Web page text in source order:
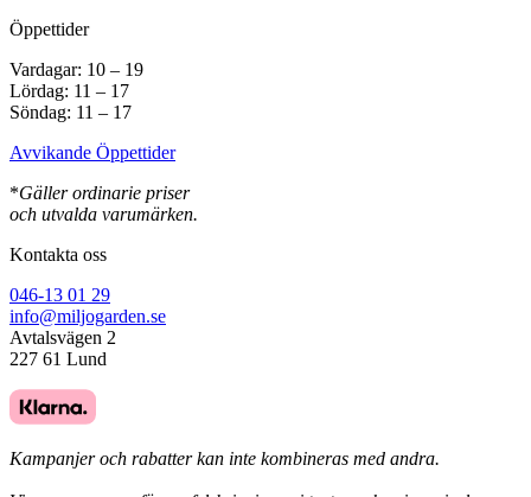
Öppettider
Vardagar: 10 – 19
Lördag: 11 – 17
Söndag: 11 – 17
Avvikande Öppettider
*Gäller ordinarie priser
och utvalda varumärken.
Kontakta oss
046-13 01 29
info@miljogarden.se
Avtalsvägen 2
227 61 Lund
Kampanjer och rabatter kan inte kombineras med andra.